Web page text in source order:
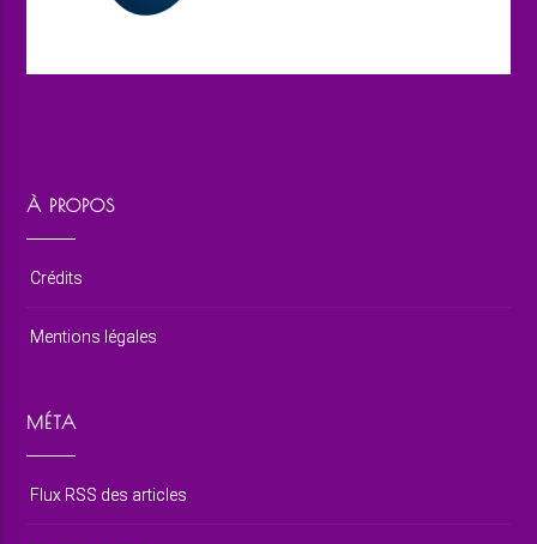
À PROPOS
Crédits
Mentions légales
MÉTA
Flux RSS des articles